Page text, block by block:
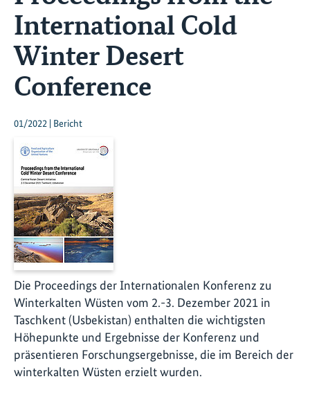
International Cold
Winter Desert
Conference
01/2022 | Bericht
Die Proceedings der Internationalen Konferenz zu
Winterkalten Wüsten vom 2.-3. Dezember 2021 in
Taschkent (Usbekistan) enthalten die wichtigsten
Höhepunkte und Ergebnisse der Konferenz und
präsentieren Forschungsergebnisse, die im Bereich der
winterkalten Wüsten erzielt wurden.